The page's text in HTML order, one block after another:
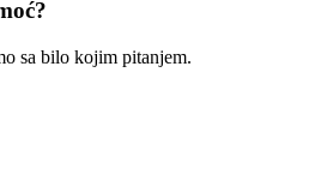
sa bilo kojim pitanjem.